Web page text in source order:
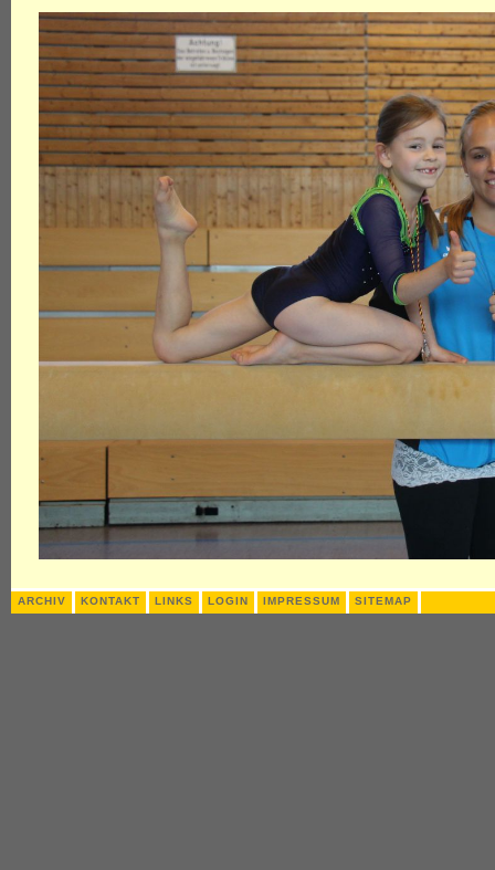
ARCHIV KONTAKT LINKS LOGIN IMPRESSUM SITEMAP